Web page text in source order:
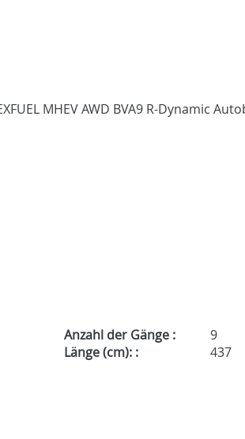
Anzahl der Gänge :
9
Länge (cm): :
437